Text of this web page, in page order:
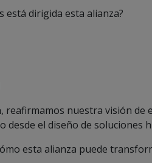
está dirigida esta alianza?
reafirmamos nuestra visión
desde el diseño de soluciones
esta alianza puede